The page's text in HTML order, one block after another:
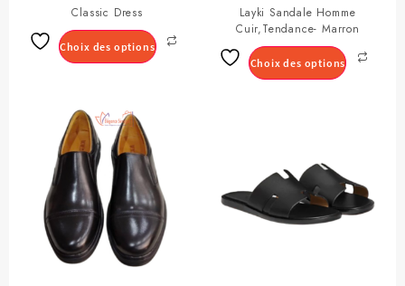
était :
35.000 CFA.
30.000 CFA.
Classic Dress
Choix des options
Ce
produit
a
options
peuvent
être
choisies
sur
la
page
du
Layki Sandale Homme
Cuir,Tendance- Marron
Choix des options
Ce
produit
a
plusieurs
être
choisies
sur
la